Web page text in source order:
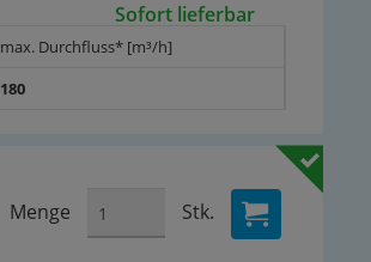
Sofort lieferbar
max. Durchfluss* [m³/h]
180
Menge Stk.